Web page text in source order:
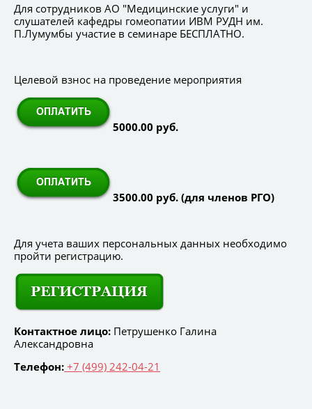
Для сотрудников АО "Медицинские услуги" и
слушателей кафедры гомеопатии ИВМ РУДН им.
П.Лумумбы участие в семинаре БЕСПЛАТНО.
Целевой взнос на проведение мероприятия
5000.00 руб.
3500.00 руб. (для членов РГО)
Для учета ваших персональных данных необходимо
пройти регистрацию.
Контактное лицо: Петрушенко Галина
Александровна
Телефон: +7 (499) 242-04-21